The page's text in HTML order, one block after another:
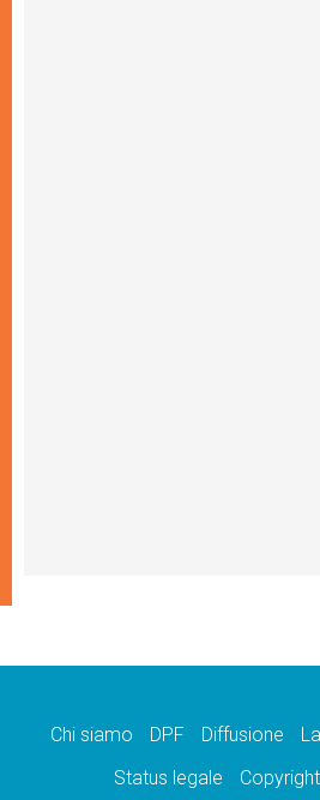
Chi siamo DPF Diffusione
Status legale
Copyright